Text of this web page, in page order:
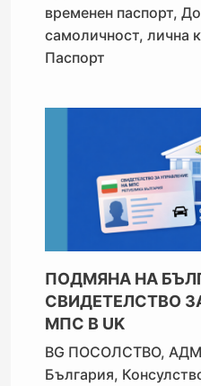
временен паспорт,
самоличност,лична
Паспорт
ПОДМЯНА НА
СВИДЕТЕЛСТВО
МПС В UK
BG ПОСОЛСТВО,
България,